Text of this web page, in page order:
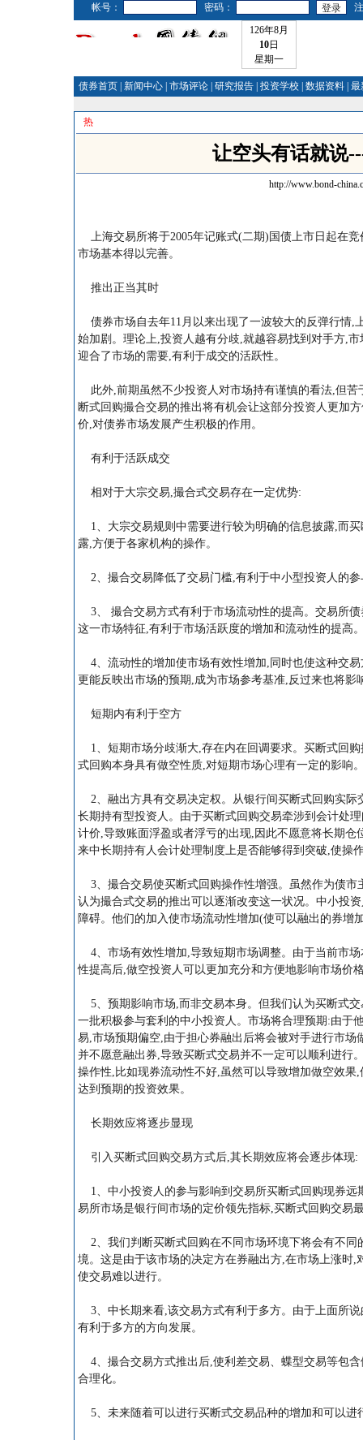
帐号： 密码：
126年8月
10日
星期一
债券首页 新闻中心 市场评论 研究报告 投资学校 数据资料 最
热
让空头有话就说
http://www.bond-
上海交易所将于2005年记账式(二期)国债上市日起在
市场基本得以完善。
推出正当其时
债券市场自去年11月以来出现了一波较大的反弹行情
始加剧。理论上,投资人越有分歧,就越容易找到对手方,
迎合了市场的需要,有利于成交的活跃性。
此外,前期虽然不少投资人对市场持有谨慎的看法,但苦
断式回购撮合交易的推出将有机会让这部分投资人更加
价,对债券市场发展产生积极的作用。
有利于活跃成交
相对于大宗交易,撮合式交易存在一定优势:
1、大宗交易规则中需要进行较为明确的信息披露,而
露,方便于各家机构的操作。
2、撮合交易降低了交易门槛,有利于中小型投资人的参
3、 撮合交易方式有利于市场流动性的提高。交易所
这一市场特征,有利于市场活跃度的增加和流动性的提高
4、流动性的增加使市场有效性增加,同时也使这种交
更能反映出市场的预期,成为市场参考基准,反过来也将影
短期内有利于空方
1、短期市场分歧渐大,存在内在回调要求。买断式回
式回购本身具有做空性质,对短期市场心理有一定的影响
2、融出方具有交易决定权。从银行间买断式回购实际
长期持有型投资人。由于买断式回购交易牵涉到会计处
计价,导致账面浮盈或者浮亏的出现,因此不愿意将长期
来中长期持有人会计处理制度上是否能够得到突破,使操
3、撮合交易使买断式回购操作性增强。虽然作为债市
认为撮合式交易的推出可以逐渐改变这一状况。中小投
障碍。他们的加入使市场流动性增加(使可以融出的券增
4、市场有效性增加,导致短期市场调整。由于当前市
性提高后,做空投资人可以更加充分和方便地影响市场价
5、预期影响市场,而非交易本身。但我们认为买断式
一批积极参与套利的中小投资人。市场将合理预期:由于
易,市场预期偏空,由于担心券融出后将会被对手进行市
并不愿意融出券,导致买断式交易并不一定可以顺利进行
操作性,比如现券流动性不好,虽然可以导致增加做空效
达到预期的投资效果。
长期效应将逐步显现
引入买断式回购交易方式后,其长期效应将会逐步体现:
1、中小投资人的参与影响到交易所买断式回购现券远
易所市场是银行间市场的定价领先指标,买断式回购交易
2、我们判断买断式回购在不同市场环境下将会有不同
境。这是由于该市场的决定方在券融出方,在市场上涨时
使交易难以进行。
3、中长期来看,该交易方式有利于多方。由于上面所
有利于多方的方向发展。
4、撮合交易方式推出后,使利差交易、蝶型交易等包
合理化。
5、未来随着可以进行买断式交易品种的增加和可以进